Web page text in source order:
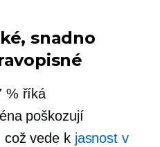
snadno
% říká
poškozují
což vede k jasnost v